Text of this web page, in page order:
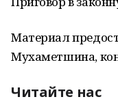
Материал
Мухаметшина,
Читайте нас